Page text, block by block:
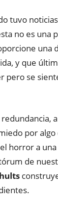
tuvo
no es una
una
y que
pero se
por
horror a
de